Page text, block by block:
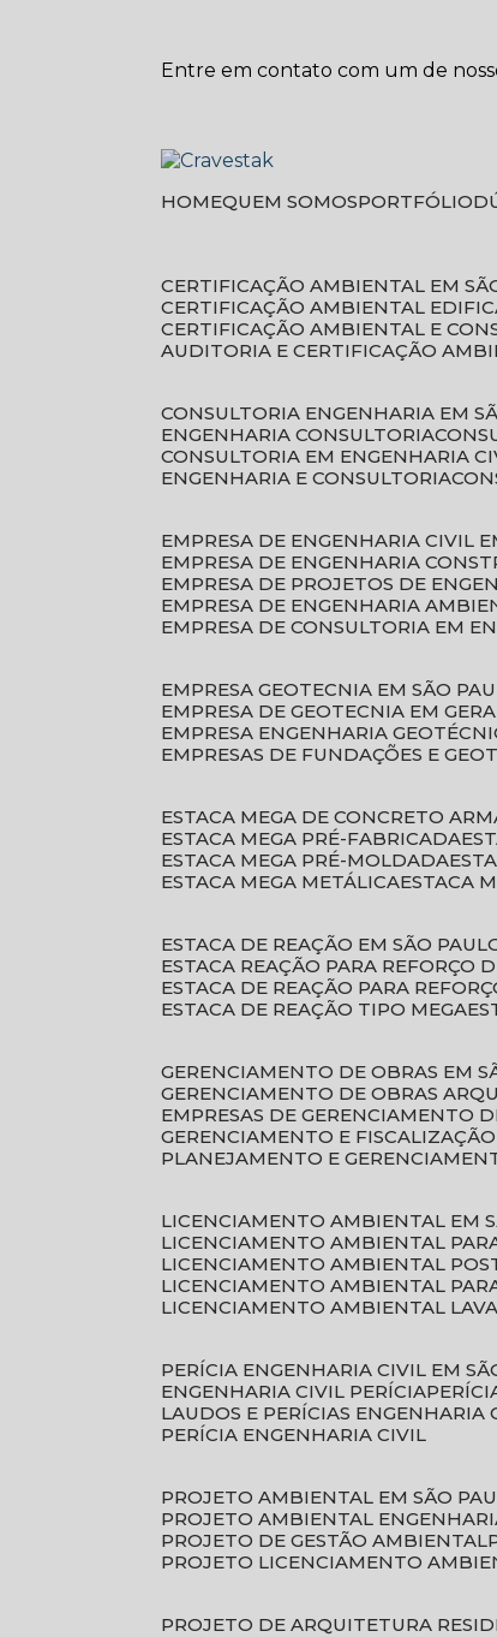
Entre em contato com um de
HOME QUEM SOMOS PORTFÓLIO
CERTIFICAÇÃO AMBIENTAL EM
CERTIFICAÇÃO AMBIENTAL
CERTIFICAÇÃO AMBIENTAL E
AUDITORIA E CERTIFICAÇÃO
CONSULTORIA ENGENHARIA EM
ENGENHARIA CONSULTORIA
CONSULTORIA EM ENGENHARIA
ENGENHARIA E CONSULTORIA
EMPRESA DE ENGENHARIA CIVIL
EMPRESA DE ENGENHARIA
EMPRESA DE PROJETOS DE
EMPRESA DE ENGENHARIA
EMPRESA DE CONSULTORIA EM
EMPRESA GEOTECNIA EM SÃO
EMPRESA DE GEOTECNIA EM
EMPRESA ENGENHARIA
EMPRESAS DE FUNDAÇÕES E
ESTACA MEGA DE CONCRETO
ESTACA MEGA PRÉ-FABRICADA
ESTACA MEGA PRÉ-MOLDADA
ESTACA MEGA METÁLICA ESTACA
ESTACA DE REAÇÃO EM SÃO
ESTACA REAÇÃO PARA REFORÇO
ESTACA DE REAÇÃO PARA
ESTACA DE REAÇÃO TIPO MEGA
GERENCIAMENTO DE OBRAS EM
GERENCIAMENTO DE OBRAS
EMPRESAS DE GERENCIAMENTO
GERENCIAMENTO E
PLANEJAMENTO E
LICENCIAMENTO AMBIENTAL EM
LICENCIAMENTO AMBIENTAL
LICENCIAMENTO AMBIENTAL
LICENCIAMENTO AMBIENTAL
LICENCIAMENTO AMBIENTAL
PERÍCIA ENGENHARIA CIVIL EM
ENGENHARIA CIVIL PERÍCIA
LAUDOS E PERÍCIAS ENGENHARIA
PERÍCIA ENGENHARIA CIVIL
PROJETO AMBIENTAL EM SÃO
PROJETO AMBIENTAL
PROJETO DE GESTÃO AMBIENTAL
PROJETO LICENCIAMENTO
PROJETO DE ARQUITETURA